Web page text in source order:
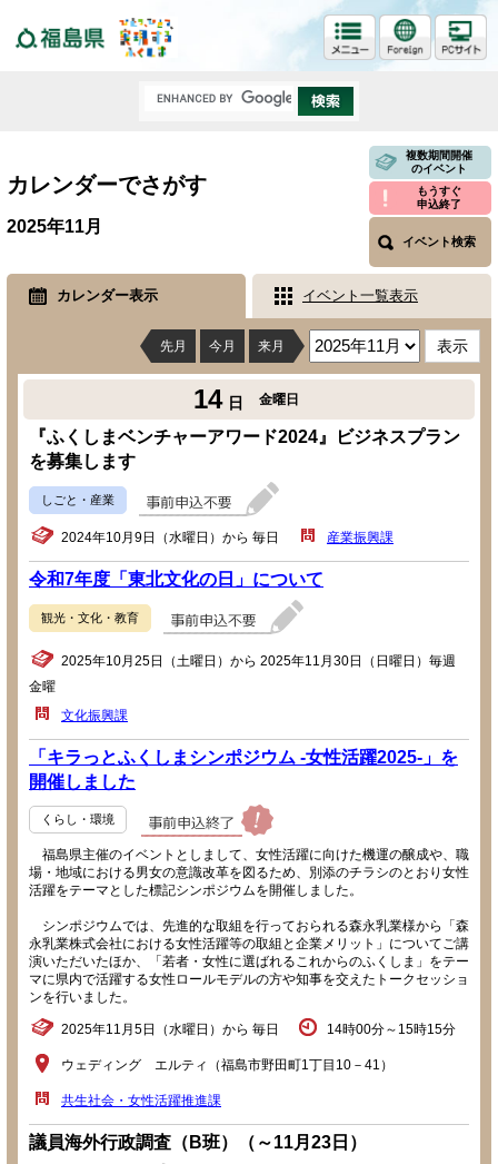
カレンダーでさがす
複数期間開催
のイベント
もうすぐ
申込終了
イベント検索
2025年11月
カレンダー表示 イベント一覧表示
先月 今月 来月
14 日 金曜日
『ふくしまベンチャーアワード2024』ビジネスプラン
を募集します
しごと・産業
2024年10月9日（水曜日）から 毎日 産業振興課
令和7年度「東北文化の日」について
観光・文化・教育
2025年10月25日（土曜日）から 2025年11月30日（日曜日）毎週
金曜
文化振興課
「キラっとふくしまシンポジウム -女性活躍2025-」を
開催しました
くらし・環境
福島県主催のイベントとしまして、女性活躍に向けた機運の醸成や、職
場・地域における男女の意識改革を図るため、別添のチラシのとおり女性
活躍をテーマとした標記シンポジウムを開催しました。
シンポジウムでは、先進的な取組を行っておられる森永乳業様から「森
永乳業株式会社における女性活躍等の取組と企業メリット」についてご講
演いただいたほか、「若者・女性に選ばれるこれからのふくしま」をテー
マに県内で活躍する女性ロールモデルの方や知事を交えたトークセッショ
ンを行いました。
2025年11月5日（水曜日）から 毎日 14時00分～15時15分
ウェディング エルティ（福島市野田町1丁目10－41）
共生社会・女性活躍推進課
議員海外行政調査（B班）（～11月23日）